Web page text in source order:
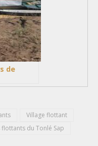
de
Village flottant
flottants du Tonlé Sap